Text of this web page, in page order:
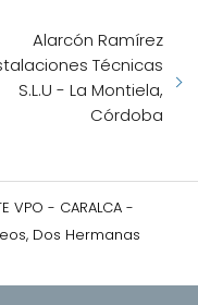
Alarcón Ramírez
Técnicas
S.L.U - La Montiela,
Córdoba
VPO - CARALCA -
Dos Hermanas